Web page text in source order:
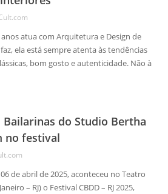
atua com Arquitetura e Design de
ela está sempre atenta às tendências
bom gosto e autenticidade. Não à
Bailarinas do Studio Bertha
no festival
de abril de 2025, aconteceu no Teatro
– RJ) o Festival CBDD – RJ 2025,